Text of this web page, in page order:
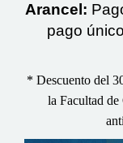
Arancel:
pago
* Descuento del
la Facultad de